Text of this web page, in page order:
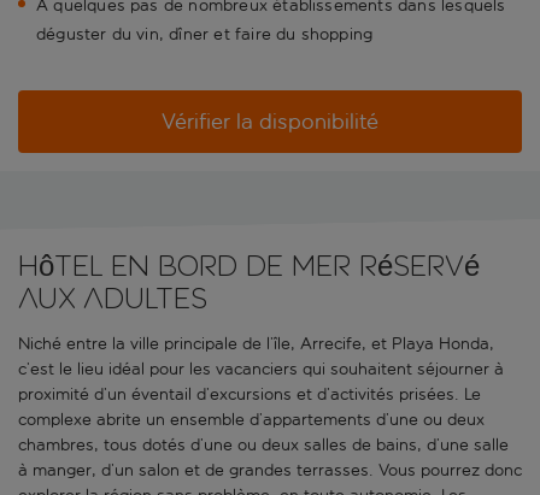
À quelques pas de nombreux établissements dans lesquels
déguster du vin, dîner et faire du shopping
Vérifier la disponibilité
Hôtel en bord de mer réservé
aux adultes
Niché entre la ville principale de l’île, Arrecife, et Playa Honda,
c’est le lieu idéal pour les vacanciers qui souhaitent séjourner à
proximité d’un éventail d’excursions et d’activités prisées. Le
complexe abrite un ensemble d’appartements d’une ou deux
chambres, tous dotés d’une ou deux salles de bains, d’une salle
à manger, d’un salon et de grandes terrasses. Vous pourrez donc